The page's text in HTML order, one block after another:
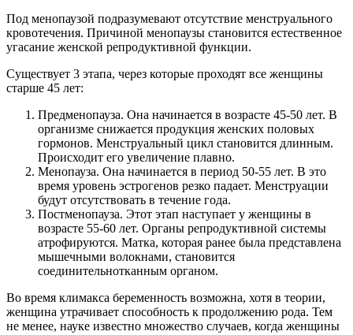
Под менопаузой подразумевают отсутствие менструального
кровотечения. Причиной менопаузы становится естественное
угасание женской репродуктивной функции.
Существует 3 этапа, через которые проходят все женщины
старше 45 лет:
Предменопауза. Она начинается в возрасте 45-50 лет. В
организме снижается продукция женских половых
гормонов. Менструальный цикл становится длинным.
Происходит его увеличение плавно.
Менопауза. Она начинается в период 50-55 лет. В это
время уровень эстрогенов резко падает. Менструации
будут отсутствовать в течение года.
Постменопауза. Этот этап наступает у женщины в
возрасте 55-60 лет. Органы репродуктивной системы
атрофируются. Матка, которая ранее была представлена
мышечными волокнами, становится
соединительнотканным органом.
Во время климакса беременность возможна, хотя в теории,
женщина утрачивает способность к продолжению рода. Тем
не менее, науке известно множество случаев, когда женщины